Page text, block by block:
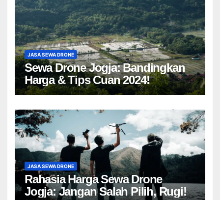
JASA SEWA DRONE
Sewa Drone Jogja: Bandingkan
Harga & Tips Cuan 2024!
JASA SEWA DRONE
Rahasia Harga Sewa Drone
Jogja: Jangan Salah Pilih, Rugi!